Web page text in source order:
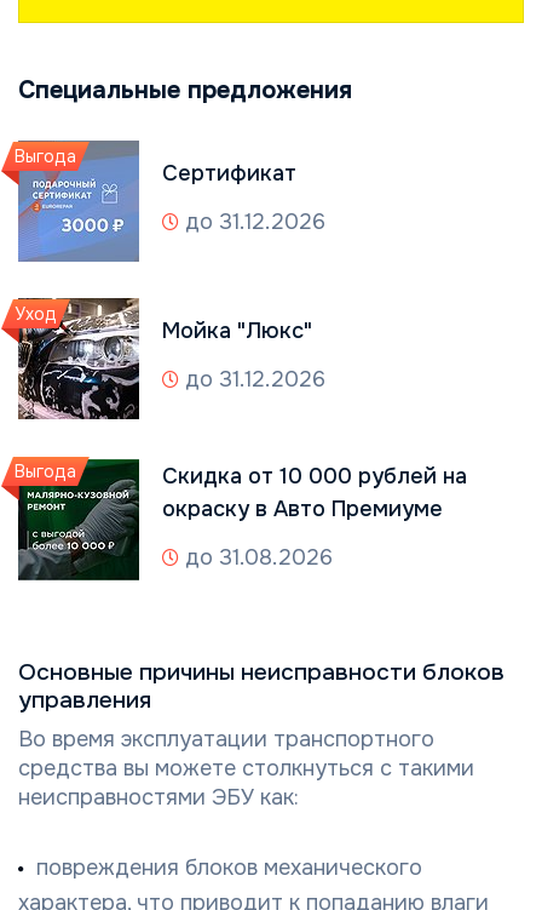
Основные причины неисправности блоков
управления
Во время эксплуатации транспортного
средства вы можете столкнуться с такими
неисправностями ЭБУ как:
повреждения блоков механического
характера, что приводит к попаданию влаги
Специальные предложения
Выгода
Сертификат
до 31.12.2026
Уход
Мойка "Люкс"
до 31.12.2026
Выгода
Скидка от 10 000 рублей на
окраску в Авто Премиуме
до 31.08.2026